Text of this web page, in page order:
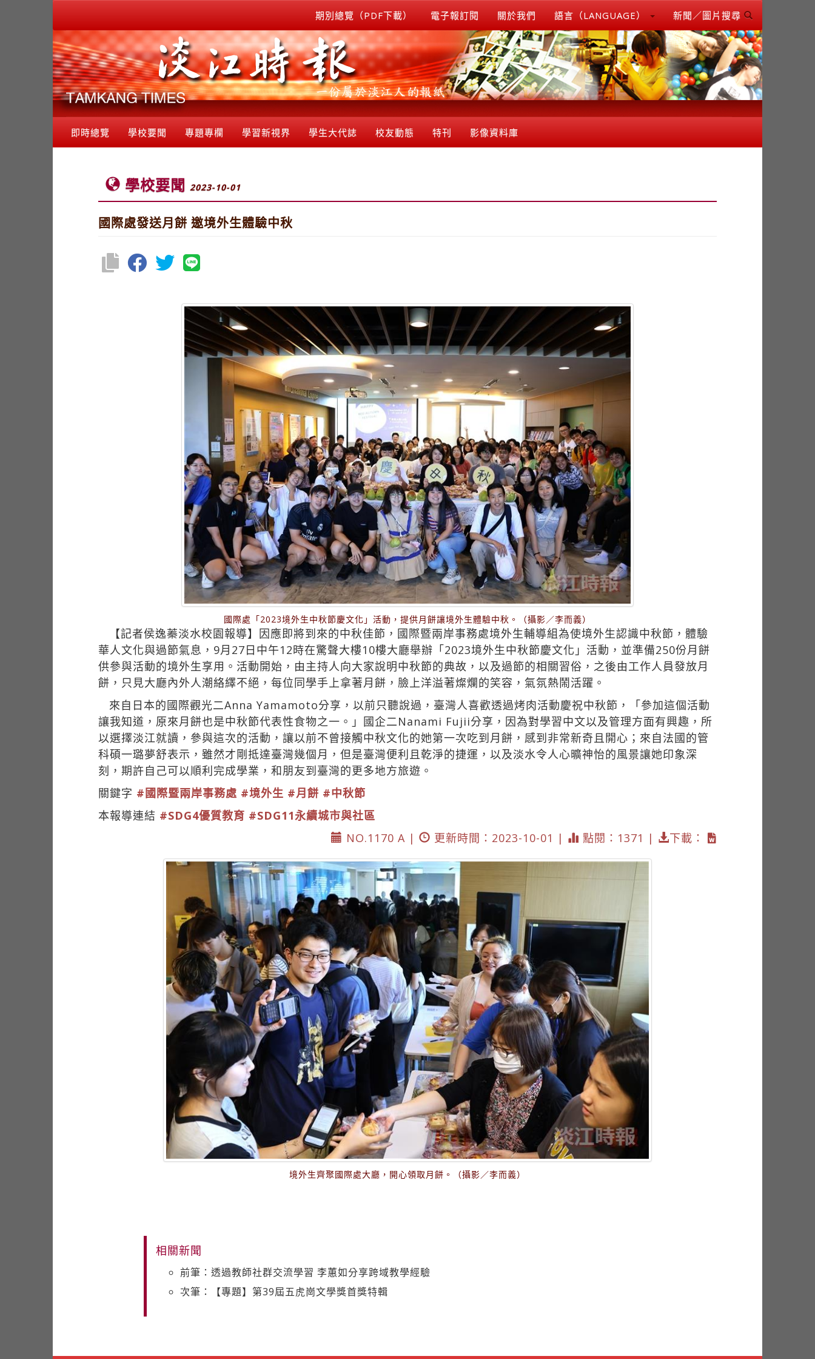
期別總覽（PDF下載） 電子報訂閱 關於我們 語言（LANGUAGE） 新聞／圖片搜尋
即時總覽 學校要聞 專題專欄 學習新視界 學生大代誌 校友動態 特刊 影像資料庫
學校要聞 2023-10-01
國際處發送月餅 邀境外生體驗中秋
國際處「2023境外生中秋節慶文化」活動，提供月餅讓境外生體驗中秋。（攝影／李而義）
【記者侯逸蓁淡水校園報導】因應即將到來的中秋佳節，國際暨兩岸事務處境外生輔導組為使境外生認識中秋節，體驗
華人文化與過節氣息，9月27日中午12時在驚聲大樓10樓大廳舉辦「2023境外生中秋節慶文化」活動，並準備250份月餅
供參與活動的境外生享用。活動開始，由主持人向大家說明中秋節的典故，以及過節的相關習俗，之後由工作人員發放月
餅，只見大廳內外人潮絡繹不絕，每位同學手上拿著月餅，臉上洋溢著燦爛的笑容，氣氛熱鬧活躍。
來自日本的國際觀光二Anna Yamamoto分享，以前只聽說過，臺灣人喜歡透過烤肉活動慶祝中秋節，「參加這個活動
讓我知道，原來月餅也是中秋節代表性食物之一。」國企二Nanami Fujii分享，因為對學習中文以及管理方面有興趣，所
以選擇淡江就讀，參與這次的活動，讓以前不曾接觸中秋文化的她第一次吃到月餅，感到非常新奇且開心；來自法國的管
科碩一璐夢舒表示，雖然才剛抵達臺灣幾個月，但是臺灣便利且乾淨的捷運，以及淡水令人心曠神怡的風景讓她印象深
刻，期許自己可以順利完成學業，和朋友到臺灣的更多地方旅遊。
關鍵字 #國際暨兩岸事務處 #境外生 #月餅 #中秋節
本報導連結 #SDG4優質教育 #SDG11永續城市與社區
NO.1170 A |
更新時間：2023-10-01 | 點閱：1371 | 下載：
境外生齊聚國際處大廳，開心領取月餅。（攝影／李而義）
相關新聞
前筆：透過教師社群交流學習 李蕙如分享跨域教學經驗
次筆：【專題】第39屆五虎崗文學獎首獎特輯